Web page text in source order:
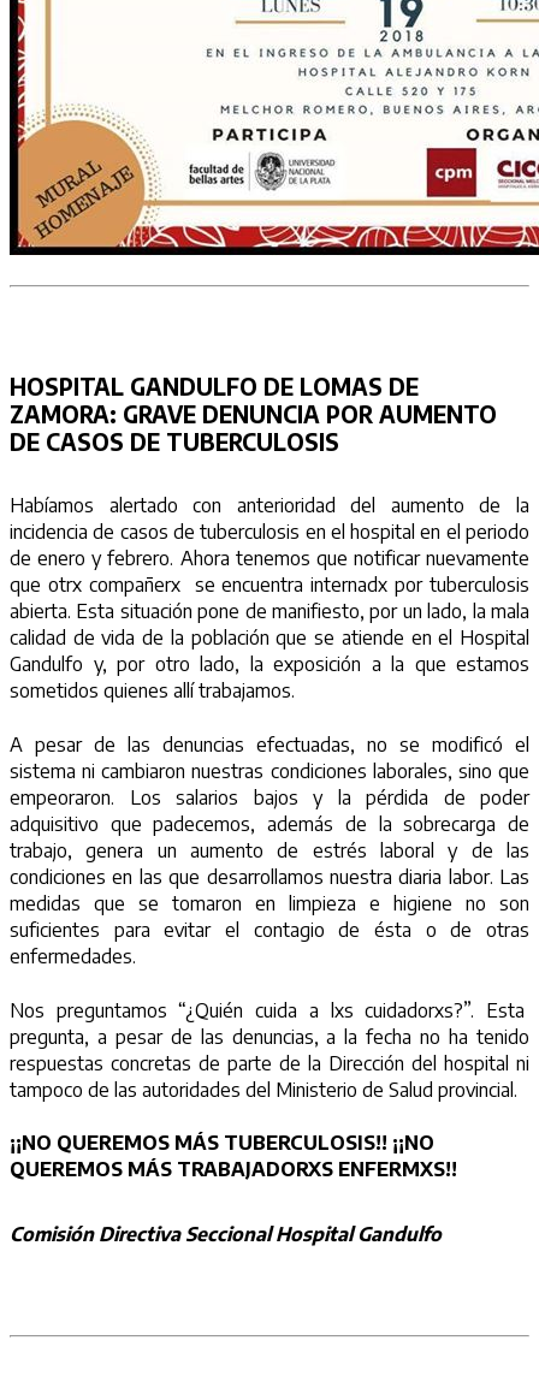
HOSPITAL GANDULFO DE LOMAS DE
ZAMORA: GRAVE DENUNCIA POR AUMENTO
DE CASOS DE TUBERCULOSIS
Habíamos alertado con anterioridad del aumento de la
incidencia de casos de tuberculosis en el hospital en el periodo
de enero y febrero. Ahora tenemos que notificar nuevamente
que otrx compañerx se encuentra internadx por tuberculosis
abierta. Esta situación pone de manifiesto, por un lado, la mala
calidad de vida de la población que se atiende en el Hospital
Gandulfo y, por otro lado, la exposición a la que estamos
sometidos quienes allí trabajamos.
A pesar de las denuncias efectuadas, no se modificó el
sistema ni cambiaron nuestras condiciones laborales, sino que
empeoraron. Los salarios bajos y la pérdida de poder
adquisitivo que padecemos, además de la sobrecarga de
trabajo, genera un aumento de estrés laboral y de las
condiciones en las que desarrollamos nuestra diaria labor. Las
medidas que se tomaron en limpieza e higiene no son
suficientes para evitar el contagio de ésta o de otras
enfermedades.
Nos preguntamos “¿Quién cuida a lxs cuidadorxs?”. Esta
pregunta, a pesar de las denuncias, a la fecha no ha tenido
respuestas concretas de parte de la Dirección del hospital ni
tampoco de las autoridades del Ministerio de Salud provincial.
¡¡NO QUEREMOS MÁS TUBERCULOSIS!! ¡¡NO
QUEREMOS MÁS TRABAJADORXS ENFERMXS!!
Comisión Directiva Seccional Hospital Gandulfo